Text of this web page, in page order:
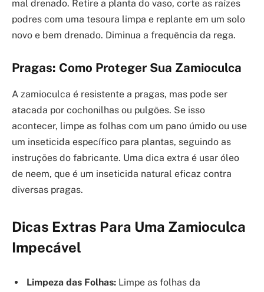
mal drenado. Retire a planta do vaso, corte as raízes
podres com uma tesoura limpa e replante em um solo
novo e bem drenado. Diminua a frequência da rega.
Pragas: Como Proteger Sua Zamioculca
A zamioculca é resistente a pragas, mas pode ser
atacada por cochonilhas ou pulgões. Se isso
acontecer, limpe as folhas com um pano úmido ou use
um inseticida específico para plantas, seguindo as
instruções do fabricante. Uma dica extra é usar óleo
de neem, que é um inseticida natural eficaz contra
diversas pragas.
Dicas Extras Para Uma Zamioculca
Impecável
Limpeza das Folhas: Limpe as folhas da